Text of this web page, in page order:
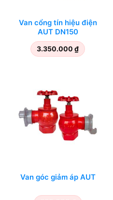
Van cổng tín hiệu điện
AUT DN150
3.350.000 ₫
Van góc giảm áp AUT